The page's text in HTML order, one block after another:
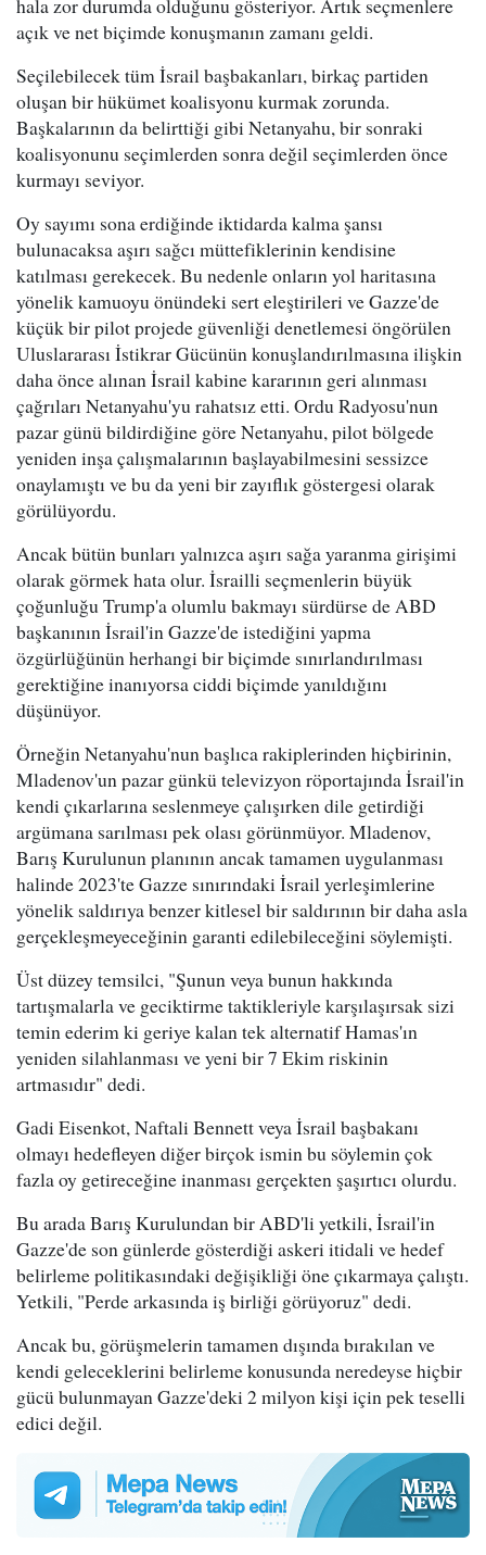
hala zor durumda olduğunu gösteriyor. Artık seçmenlere
açık ve net biçimde konuşmanın zamanı geldi.
Seçilebilecek tüm İsrail başbakanları, birkaç partiden
oluşan bir hükümet koalisyonu kurmak zorunda.
Başkalarının da belirttiği gibi Netanyahu, bir sonraki
koalisyonunu seçimlerden sonra değil seçimlerden önce
kurmayı seviyor.
Oy sayımı sona erdiğinde iktidarda kalma şansı
bulunacaksa aşırı sağcı müttefiklerinin kendisine
katılması gerekecek. Bu nedenle onların yol haritasına
yönelik kamuoyu önündeki sert eleştirileri ve Gazze'de
küçük bir pilot projede güvenliği denetlemesi öngörülen
Uluslararası İstikrar Gücünün konuşlandırılmasına ilişkin
daha önce alınan İsrail kabine kararının geri alınması
çağrıları Netanyahu'yu rahatsız etti. Ordu Radyosu'nun
pazar günü bildirdiğine göre Netanyahu, pilot bölgede
yeniden inşa çalışmalarının başlayabilmesini sessizce
onaylamıştı ve bu da yeni bir zayıflık göstergesi olarak
görülüyordu.
Ancak bütün bunları yalnızca aşırı sağa yaranma girişimi
olarak görmek hata olur. İsrailli seçmenlerin büyük
çoğunluğu Trump'a olumlu bakmayı sürdürse de ABD
başkanının İsrail'in Gazze'de istediğini yapma
özgürlüğünün herhangi bir biçimde sınırlandırılması
gerektiğine inanıyorsa ciddi biçimde yanıldığını
düşünüyor.
Örneğin Netanyahu'nun başlıca rakiplerinden hiçbirinin,
Mladenov'un pazar günkü televizyon röportajında İsrail'in
kendi çıkarlarına seslenmeye çalışırken dile getirdiği
argümana sarılması pek olası görünmüyor. Mladenov,
Barış Kurulunun planının ancak tamamen uygulanması
halinde 2023'te Gazze sınırındaki İsrail yerleşimlerine
yönelik saldırıya benzer kitlesel bir saldırının bir daha asla
gerçekleşmeyeceğinin garanti edilebileceğini söylemişti.
Üst düzey temsilci, "Şunun veya bunun hakkında
tartışmalarla ve geciktirme taktikleriyle karşılaşırsak sizi
temin ederim ki geriye kalan tek alternatif Hamas'ın
yeniden silahlanması ve yeni bir 7 Ekim riskinin
artmasıdır" dedi.
Gadi Eisenkot, Naftali Bennett veya İsrail başbakanı
olmayı hedefleyen diğer birçok ismin bu söylemin çok
fazla oy getireceğine inanması gerçekten şaşırtıcı olurdu.
Bu arada Barış Kurulundan bir ABD'li yetkili, İsrail'in
Gazze'de son günlerde gösterdiği askeri itidali ve hedef
belirleme politikasındaki değişikliği öne çıkarmaya çalıştı.
Yetkili, "Perde arkasında iş birliği görüyoruz" dedi.
Ancak bu, görüşmelerin tamamen dışında bırakılan ve
kendi geleceklerini belirleme konusunda neredeyse hiçbir
gücü bulunmayan Gazze'deki 2 milyon kişi için pek teselli
edici değil.